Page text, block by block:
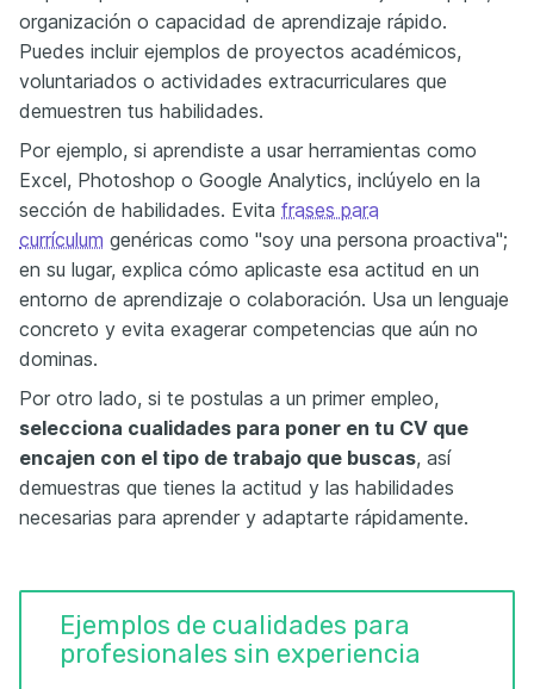
organización o capacidad de aprendizaje rápido.
Puedes incluir ejemplos de proyectos académicos,
voluntariados o actividades extracurriculares que
demuestren tus habilidades.
Por ejemplo, si aprendiste a usar herramientas como
Excel, Photoshop o Google Analytics, inclúyelo en la
sección de habilidades. Evita frases para
currículum genéricas como "soy una persona proactiva";
en su lugar, explica cómo aplicaste esa actitud en un
entorno de aprendizaje o colaboración. Usa un lenguaje
concreto y evita exagerar competencias que aún no
dominas.
Por otro lado, si te postulas a un primer empleo,
selecciona cualidades para poner en tu CV que
encajen con el tipo de trabajo que buscas, así
demuestras que tienes la actitud y las habilidades
necesarias para aprender y adaptarte rápidamente.
Ejemplos de cualidades para
profesionales sin experiencia